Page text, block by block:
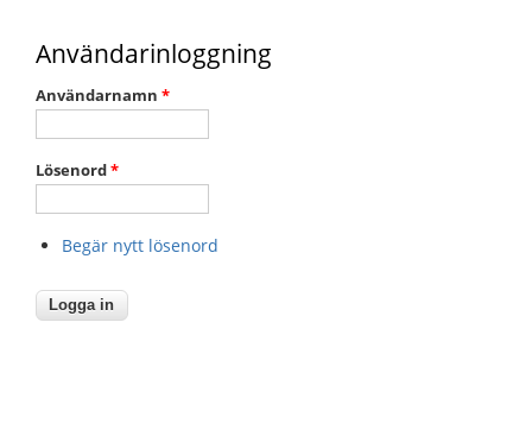
Användarinloggning
Användarnamn *
Lösenord*
Begär nytt lösenord